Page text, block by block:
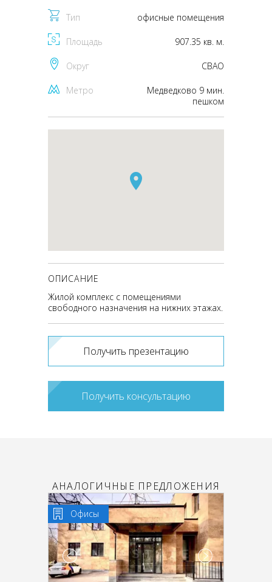
Тип офисные помещения
Площадь 907.35 кв. м.
Округ CВАО
Метро
Медведково 9 мин.
пешком
ОПИСАНИЕ
Жилой комплекс с помещениями
свободного назначения на нижних этажах.
Получить презентацию
Получить консультацию
АНАЛОГИЧНЫЕ ПРЕДЛОЖЕНИЯ
Офисы